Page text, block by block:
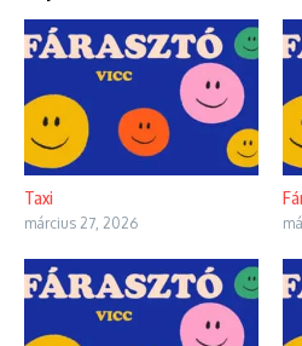
Taxi
március 27, 2026